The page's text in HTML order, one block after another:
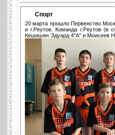
Спорт
20 марта прошло Первенство
и г.Реутов. Команда г.Реутов (в
Кешишян Эдуард 4"А" и Моисеев